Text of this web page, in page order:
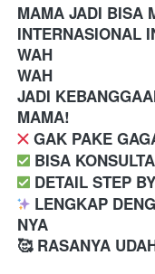
MAMA JADI BISA
INTERNASIONAL
WAH
WAH
JADI
MAMA!
GAK PAKE
BISA
DETAIL STEP
LENGKAP
NYA
🥰 RASANYA